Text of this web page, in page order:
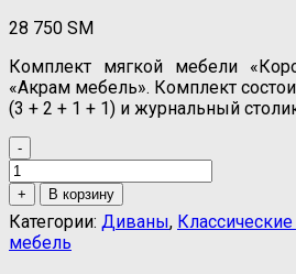
28 750 ЅМ
Комплект мягкой мебели
«Акрам мебель». Комплект
(3 + 2 + 1 + 1) и журнальный
-
Количество
товара
Мягкая
мебель
с
+ В корзину
Категории: Диваны,
мебель